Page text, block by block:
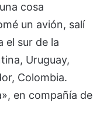
cosa
un avión, salí
el sur de la
Uruguay,
Colombia.
en compañía de